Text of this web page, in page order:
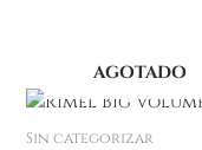
AGOTADO
Sin categorizar